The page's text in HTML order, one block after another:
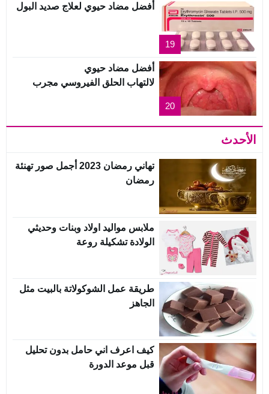
19
أفضل مضاد حيوي لعلاج صديد البول
20
أفضل مضاد حيوي
لالتهاب الحلق الفيروسي مجرب
الأحدث
تهاني رمضان 2023 أجمل صور تهنئة
رمضان
ملابس مواليد اولاد وبنات وحديثي
الولادة تشكيلة روعة
طريقة عمل الشوكولاتة بالبيت مثل
الجاهز
كيف اعرف اني حامل بدون تحليل
قبل موعد الدورة